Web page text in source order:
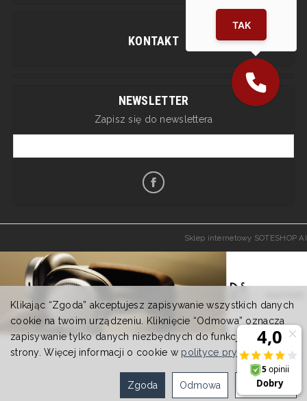
KONTAKT
NEWSLETTER
Zapisz się do newslettera
Sklep internetowy SOTESHOP AI
Klikając “Zgoda” akceptujesz zapisywanie wszystkich danych
cookie na twoim urządzeniu. Kliknięcie “Odmowa” oznacza
zapisywanie tylko danych niezbędnych do funkcjonowania
strony. Więcej informacji o cookie w polityce prywatności.
Ustawienia
Odmowa
Zgoda
TAK